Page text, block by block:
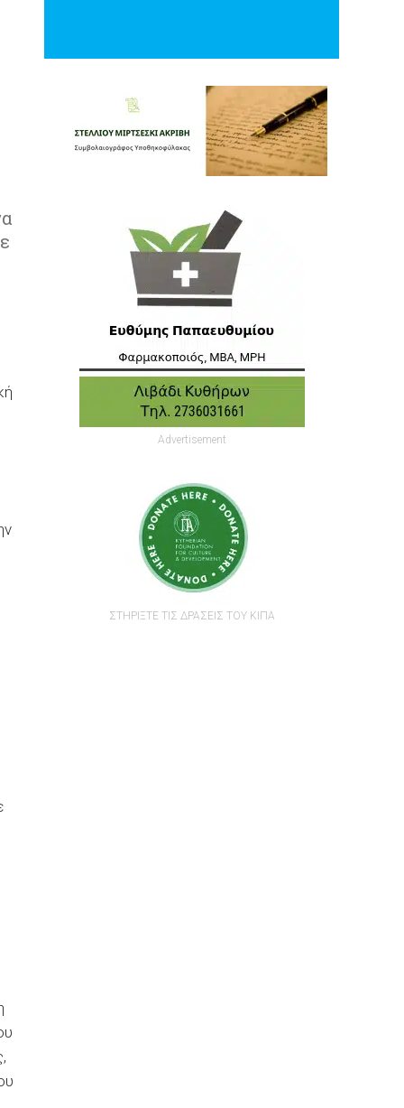
Advertisement
ΣΤΗΡΙΞΤΕ ΤΙΣ ΔΡΑΣΕΙΣ ΤΟΥ ΚΙΠΑ